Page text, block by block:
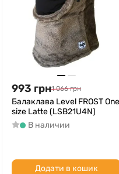
993 грн1 066 грн
Балаклава Level FROST One
size Latte (LSB21U4N)
В наличии
Додати в кошик